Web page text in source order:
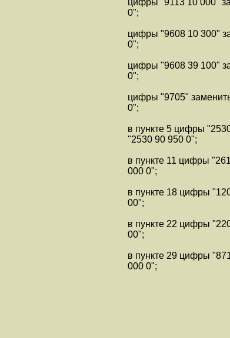
цифры "9113 10 000"
0";
цифры "9608 10 300"
0";
цифры "9608 39 100"
0";
цифры "9705"
0";
в пункте 5 цифры
"2530 90 950 0";
в пункте 11 цифры
000 0";
в пункте 18 цифры
00";
в пункте 22 цифры
00";
в пункте 29 цифры
000 0";